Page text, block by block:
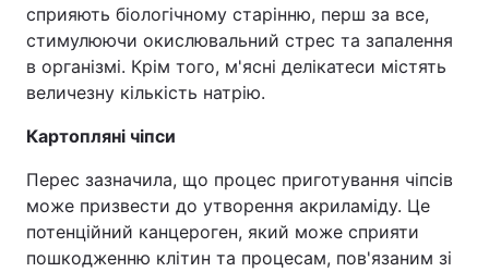
сприяють біологічному старінню, перш за все,
стимулюючи окислювальний стрес та запалення
в організмі. Крім того, м'ясні делікатеси містять
величезну кількість натрію.
Картопляні чіпси
Перес зазначила, що процес приготування чіпсів
може призвести до утворення акриламіду. Це
потенційний канцероген, який може сприяти
пошкодженню клітин та процесам, пов'язаним зі